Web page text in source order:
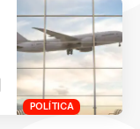
POLÍTICA